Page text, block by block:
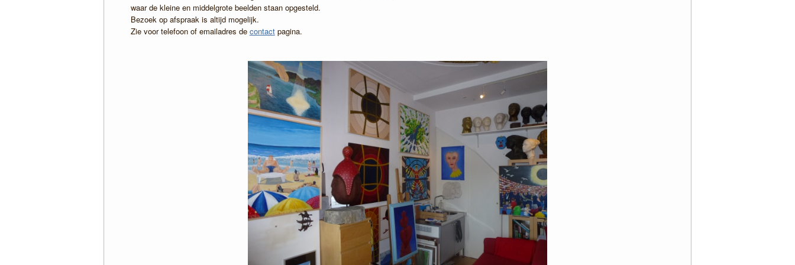
waar de kleine en middelgrote beelden staan opgesteld.
Bezoek op afspraak is altijd mogelijk.
Zie voor telefoon of emailadres de contact pagina.